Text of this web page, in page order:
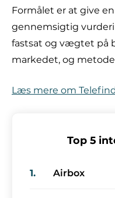
Formålet er at give
gennemsigtig
fastsat og vægtet på
markedet, og
Læs mere om
Top 5
1. Airbox